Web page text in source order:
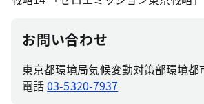
お問い合わせ
東京都環境局気候変動対策部環境都
電話03-5320-7937